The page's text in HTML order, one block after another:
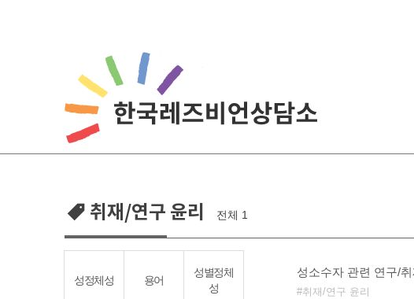
취재/연구 윤리 전체 1
성정체성 용어
성별정체
성
성소수자 관련 연구/
취재/연구 윤리